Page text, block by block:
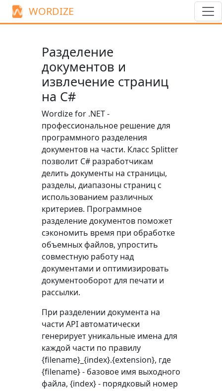
WORDIZE
Разделение
документов и
извлечение страниц
на C#
Wordize for .NET -
профессиональное решение для
программного разделения
документов на части. Класс Splitter
позволит C# разработчикам
делить документы на страницы,
разделы, диапазоны страниц с
использованием различных
критериев. Программное
разделение документов поможет
сэкономить время при обработке
объемных файлов, упростить
совместную работу над
документами и оптимизировать
документооборот для печати и
рассылки.
При разделении документа на
части API автоматически
генерирует уникальные имена для
каждой части по правилу
{filename}_{index}.{extension}, где
{filename} - базовое имя выходного
файла, {index} - порядковый номер